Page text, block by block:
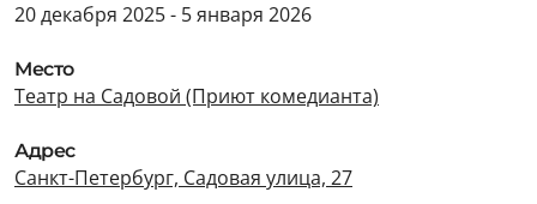
20 декабря 2025 - 5 января 2026
Место
Театр на Садовой (Приют комедианта)
Адрес
Санкт-Петербург, Садовая улица, 27